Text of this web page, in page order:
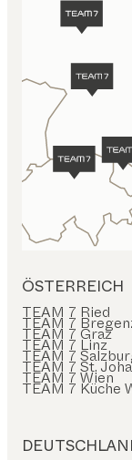
ÖSTERREICH
TEAM 7 Ried
TEAM 7
TEAM 7 Graz
TEAM 7 Linz
TEAM 7
TEAM 7 St.
TEAM 7 Wien
TEAM 7 Küche